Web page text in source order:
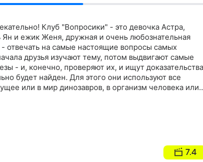
Клуб "Вопросики" - это девочка Астра,
и ежик Женя, дружная и очень любознательная
- отвечать на самые настоящие вопросы самых
друзья изучают тему, потом выдвигают самые
- и, конечно, проверяют их, и ищут
будет найден. Для этого они используют все
или в мир динозавров, в организм человека или
7.4